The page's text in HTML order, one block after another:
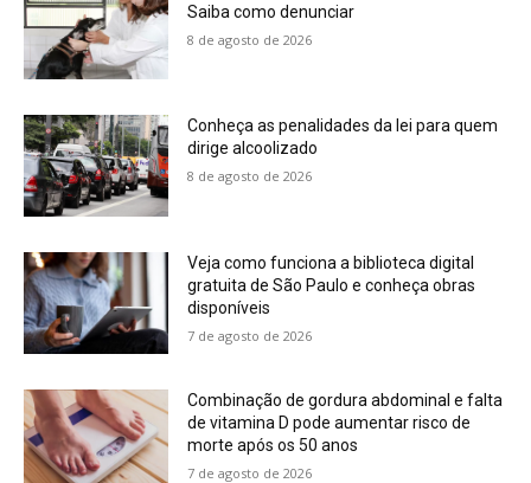
Saiba como denunciar
8 de agosto de 2026
Conheça as penalidades da lei para quem
dirige alcoolizado
8 de agosto de 2026
Veja como funciona a biblioteca digital
gratuita de São Paulo e conheça obras
disponíveis
7 de agosto de 2026
Combinação de gordura abdominal e falta
de vitamina D pode aumentar risco de
morte após os 50 anos
7 de agosto de 2026